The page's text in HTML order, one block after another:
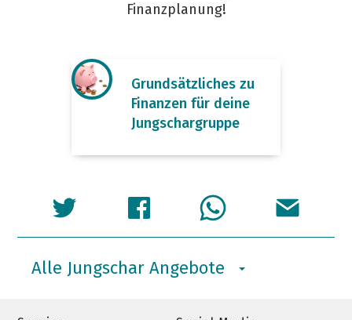
Finanzplanung!
Grundsätzliches zu
Finanzen für deine
Jungschargruppe
Alle Jungschar Angebote